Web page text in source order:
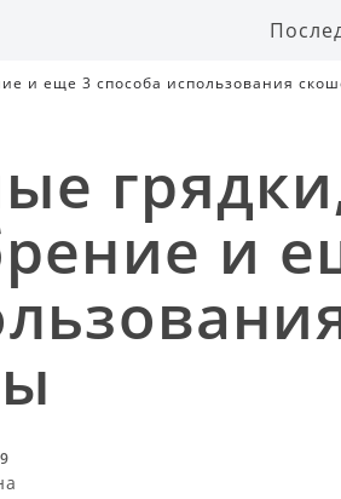
и еще 3 способа использования
и